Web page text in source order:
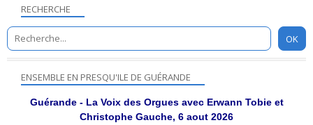
RECHERCHE
ENSEMBLE EN PRESQU'ILE DE GUÉRANDE
Guérande - La Voix des Orgues avec Erwann Tobie et
Christophe Gauche, 6 aout 2026